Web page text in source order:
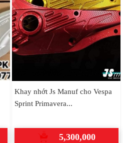
Khay nhớt Js Manuf cho Vespa
Sprint Primavera...
5,300,000